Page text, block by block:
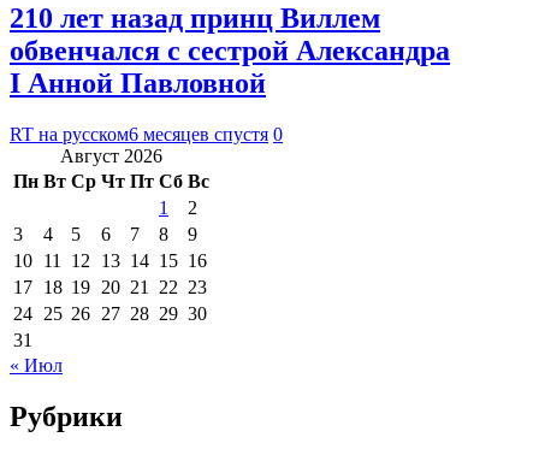
210 лет назад принц Виллем
обвенчался с сестрой Александра
I Анной Павловной
RT на русском6 месяцев спустя 0
Август 2026
Пн Вт Ср Чт Пт Сб Вс
1
2
3
4 5 6 7 8
9
10 11 12 13 14 15 16
17 18 19 20 21 22 23
24 25 26 27 28 29 30
31
« Июл
Рубрики